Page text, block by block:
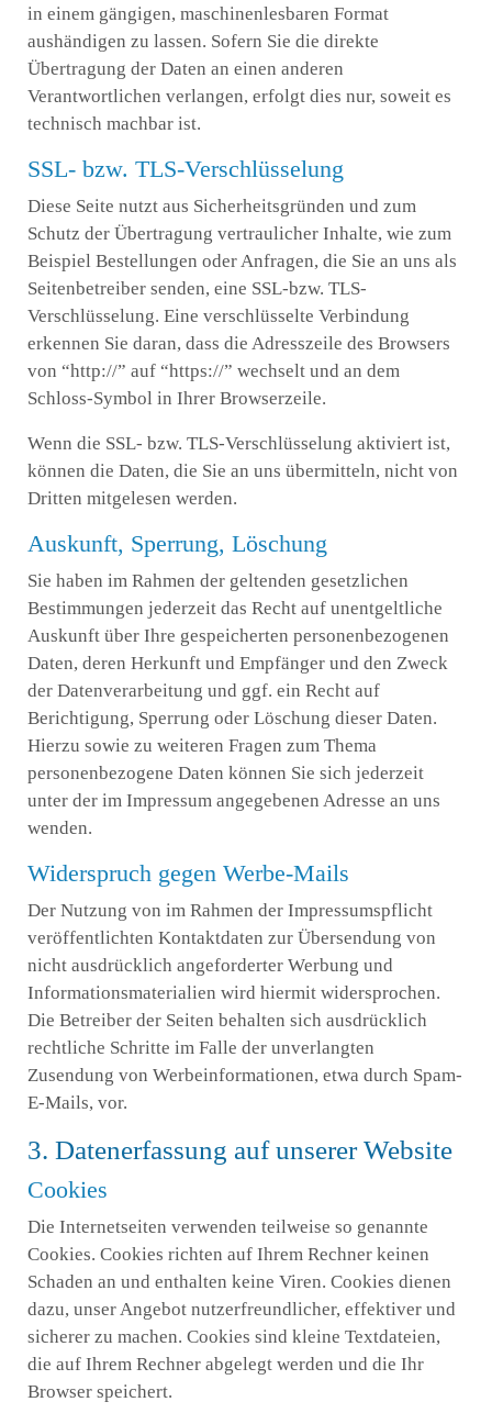
in einem gängigen, maschinenlesbaren Format
aushändigen zu lassen. Sofern Sie die direkte
Übertragung der Daten an einen anderen
Verantwortlichen verlangen, erfolgt dies nur, soweit es
technisch machbar ist.
SSL- bzw. TLS-Verschlüsselung
Diese Seite nutzt aus Sicherheitsgründen und zum
Schutz der Übertragung vertraulicher Inhalte, wie zum
Beispiel Bestellungen oder Anfragen, die Sie an uns als
Seitenbetreiber senden, eine SSL-bzw. TLS-
Verschlüsselung. Eine verschlüsselte Verbindung
erkennen Sie daran, dass die Adresszeile des Browsers
von “http://” auf “https://” wechselt und an dem
Schloss-Symbol in Ihrer Browserzeile.
Wenn die SSL- bzw. TLS-Verschlüsselung aktiviert ist,
können die Daten, die Sie an uns übermitteln, nicht von
Dritten mitgelesen werden.
Auskunft, Sperrung, Löschung
Sie haben im Rahmen der geltenden gesetzlichen
Bestimmungen jederzeit das Recht auf unentgeltliche
Auskunft über Ihre gespeicherten personenbezogenen
Daten, deren Herkunft und Empfänger und den Zweck
der Datenverarbeitung und ggf. ein Recht auf
Berichtigung, Sperrung oder Löschung dieser Daten.
Hierzu sowie zu weiteren Fragen zum Thema
personenbezogene Daten können Sie sich jederzeit
unter der im Impressum angegebenen Adresse an uns
wenden.
Widerspruch gegen Werbe-Mails
Der Nutzung von im Rahmen der Impressumspflicht
veröffentlichten Kontaktdaten zur Übersendung von
nicht ausdrücklich angeforderter Werbung und
Informationsmaterialien wird hiermit widersprochen.
Die Betreiber der Seiten behalten sich ausdrücklich
rechtliche Schritte im Falle der unverlangten
Zusendung von Werbeinformationen, etwa durch Spam-
E-Mails, vor.
3. Datenerfassung auf unserer Website
Cookies
Die Internetseiten verwenden teilweise so genannte
Cookies. Cookies richten auf Ihrem Rechner keinen
Schaden an und enthalten keine Viren. Cookies dienen
dazu, unser Angebot nutzerfreundlicher, effektiver und
sicherer zu machen. Cookies sind kleine Textdateien,
die auf Ihrem Rechner abgelegt werden und die Ihr
Browser speichert.